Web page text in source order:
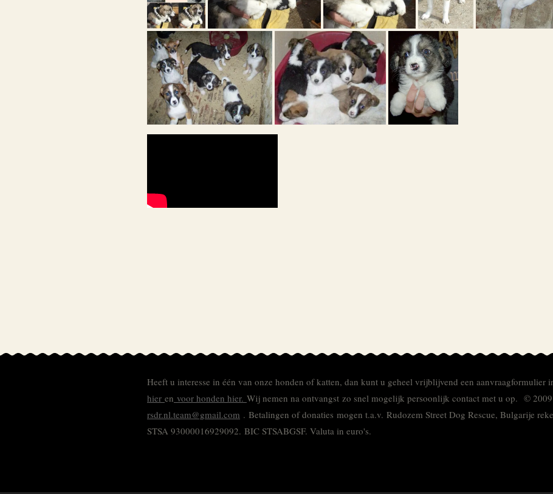
Heeft u interesse in één van onze honden of katten, dan kunt u geheel vrijblijvend een aanvraagformulier
hier en voor honden hier. Wij nemen na ontvangst zo snel mogelijk persoonlijk contact met u op. ©
rsdr.nl.team@gmail.com . Betalingen of donaties mogen t.a.v. Rudozem Street Dog Rescue, Bulgarije
STSA 93000016929092. BIC STSABGSF. Valuta in euro's.